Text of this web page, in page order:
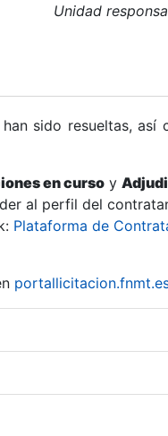
Unidad
sido resueltas, así
en curso y
al perfil del
Plataforma de